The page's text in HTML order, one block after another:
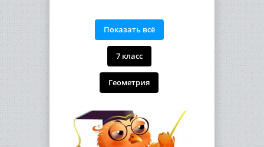
Показать всё
7 класс
Геометрия